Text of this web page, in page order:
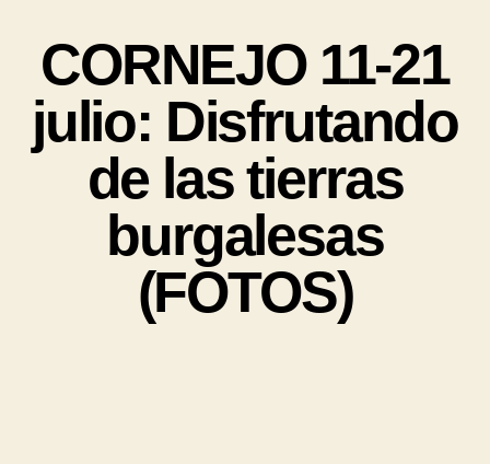
CORNEJO 11-21
julio: Disfrutando
de las tierras
burgalesas
(FOTOS)